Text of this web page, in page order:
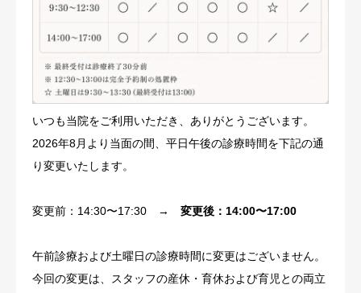
いつも当院をご利用いただき、ありがとうございます。
2026年8月より当面の間、平日午後の診療時間を下記の通
り変更いたします。
変更前：14:30〜17:30 → 変更後：14:00〜17:00
午前診療および土曜日の診療時間に変更はございません。
今回の変更は、スタッフの産休・育休および育児との両立
アクセス